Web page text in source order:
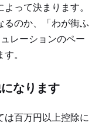
って決まります。
るのか、「わが街ふ
レーションのペー
。
になります
は百万円以上控除に